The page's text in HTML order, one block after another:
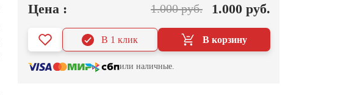
Цена : 1.000 руб. 1.000 руб.
В корзину
В 1 клик
или наличные.